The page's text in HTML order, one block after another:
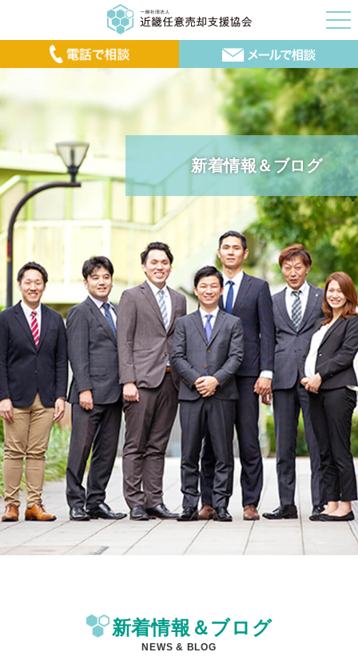
新着情報＆ブログ
新着情報＆ブログ
NEWS & BLOG